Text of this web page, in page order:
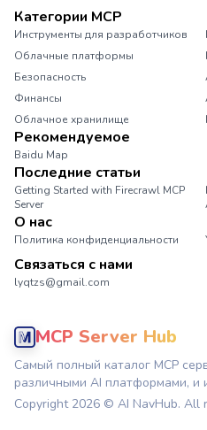
Категории MCP
Инструменты для разработчиков
Облачные платформы
Безопасность
Финансы
Облачное хранилище
Рекомендуемое
Baidu Map
Последние статьи
Getting Started with Firecrawl MCP
Server
О нас
Политика конфиденциальности
Связаться с нами
lyqtzs@gmail.com
MCP Server Hub
Самый полный каталог MCP
различными AI платформами, и
Copyright 2026 © AI NavHub. All